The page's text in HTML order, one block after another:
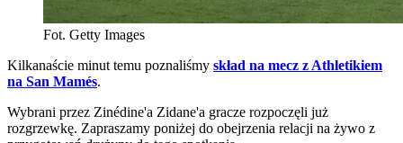
Fot. Getty Images
Kilkanaście minut temu poznaliśmy skład na mecz z Athletikiem
na San Mamés.
Wybrani przez Zinédine'a Zidane'a gracze rozpoczęli już
rozgrzewkę. Zapraszamy poniżej do obejrzenia relacji na żywo z